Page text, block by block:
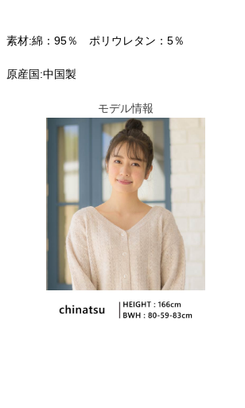
素材:綿：95％ ポリウレタン：5％
原産国:中国製
モデル情報